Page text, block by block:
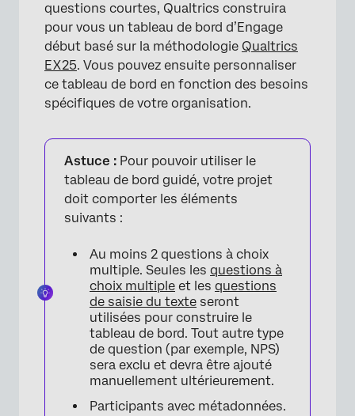
×
questions courtes, Qualtrics construira
pour vous un tableau de bord d’Engage
début basé sur la méthodologie Qualtrics
EX25. Vous pouvez ensuite personnaliser
ce tableau de bord en fonction des besoins
spécifiques de votre organisation.
Astuce : Pour pouvoir utiliser le
tableau de bord guidé, votre projet
doit comporter les éléments
suivants :
Au moins 2 questions à choix
multiple. Seules les questions à
choix multiple et les questions
de saisie du texte seront
utilisées pour construire le
tableau de bord. Tout autre type
de question (par exemple, NPS)
sera exclu et devra être ajouté
manuellement ultérieurement.
Participants avec métadonnées.